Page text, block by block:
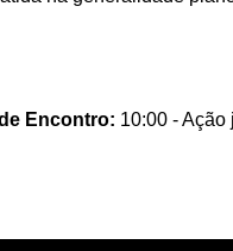
Encontro: 10:00 - Ação